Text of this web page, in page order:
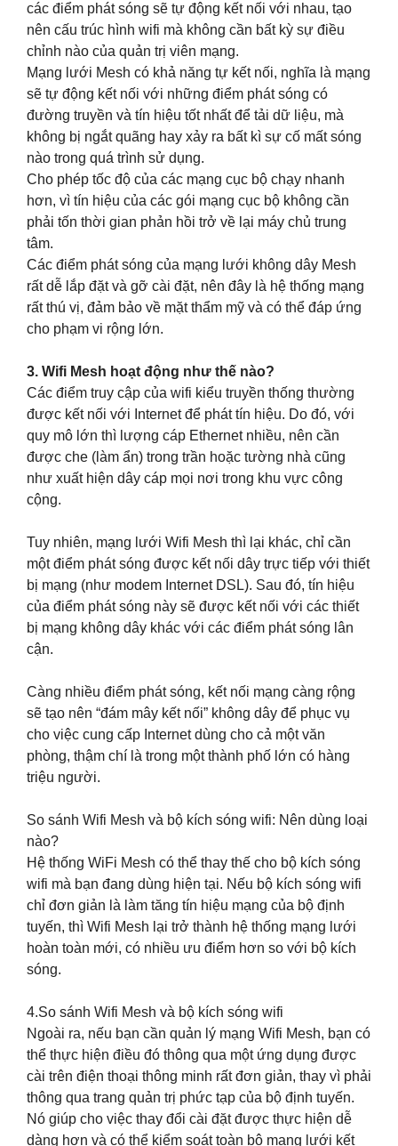
các điểm phát sóng sẽ tự động kết nối với nhau, tạo
nên cấu trúc hình wifi mà không cần bất kỳ sự điều
chỉnh nào của quản trị viên mạng.
Mạng lưới Mesh có khả năng tự kết nối, nghĩa là mạng
sẽ tự động kết nối với những điểm phát sóng có
đường truyền và tín hiệu tốt nhất để tải dữ liệu, mà
không bị ngắt quãng hay xảy ra bất kì sự cố mất sóng
nào trong quá trình sử dụng.
Cho phép tốc độ của các mạng cục bộ chạy nhanh
hơn, vì tín hiệu của các gói mạng cục bộ không cần
phải tốn thời gian phản hồi trở về lại máy chủ trung
tâm.
Các điểm phát sóng của mạng lưới không dây Mesh
rất dễ lắp đặt và gỡ cài đặt, nên đây là hệ thống mạng
rất thú vị, đảm bảo về mặt thẩm mỹ và có thể đáp ứng
cho phạm vi rộng lớn.
3. Wifi Mesh hoạt động như thế nào?
Các điểm truy cập của wifi kiểu truyền thống thường
được kết nối với Internet để phát tín hiệu. Do đó, với
quy mô lớn thì lượng cáp Ethernet nhiều, nên cần
được che (làm ẩn) trong trần hoặc tường nhà cũng
như xuất hiện dây cáp mọi nơi trong khu vực công
cộng.
Tuy nhiên, mạng lưới Wifi Mesh thì lại khác, chỉ cần
một điểm phát sóng được kết nối dây trực tiếp với thiết
bị mạng (như modem Internet DSL). Sau đó, tín hiệu
của điểm phát sóng này sẽ được kết nối với các thiết
bị mạng không dây khác với các điểm phát sóng lân
cận.
Càng nhiều điểm phát sóng, kết nối mạng càng rộng
sẽ tạo nên “đám mây kết nối” không dây để phục vụ
cho việc cung cấp Internet dùng cho cả một văn
phòng, thậm chí là trong một thành phố lớn có hàng
triệu người.
So sánh Wifi Mesh và bộ kích sóng wifi: Nên dùng loại
nào?
Hệ thống WiFi Mesh có thể thay thế cho bộ kích sóng
wifi mà bạn đang dùng hiện tại. Nếu bộ kích sóng wifi
chỉ đơn giản là làm tăng tín hiệu mạng của bộ định
tuyến, thì Wifi Mesh lại trở thành hệ thống mạng lưới
hoàn toàn mới, có nhiều ưu điểm hơn so với bộ kích
sóng.
4.So sánh Wifi Mesh và bộ kích sóng wifi
Ngoài ra, nếu bạn cần quản lý mạng Wifi Mesh, bạn có
thể thực hiện điều đó thông qua một ứng dụng được
cài trên điện thoại thông minh rất đơn giản, thay vì phải
thông qua trang quản trị phức tạp của bộ định tuyến.
Nó giúp cho việc thay đổi cài đặt được thực hiện dễ
dàng hơn và có thể kiểm soát toàn bộ mạng lưới kết